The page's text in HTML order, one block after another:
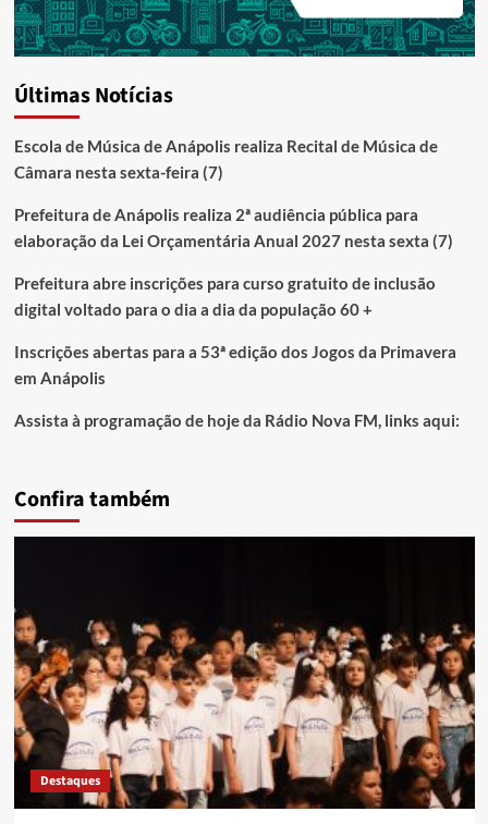
Últimas Notícias
Escola de Música de Anápolis realiza Recital de Música de
Câmara nesta sexta-feira (7)
Prefeitura de Anápolis realiza 2ª audiência pública para
elaboração da Lei Orçamentária Anual 2027 nesta sexta (7)
Prefeitura abre inscrições para curso gratuito de inclusão
digital voltado para o dia a dia da população 60 +
Inscrições abertas para a 53ª edição dos Jogos da Primavera
em Anápolis
Assista à programação de hoje da Rádio Nova FM, links aqui:
Confira também
Destaques